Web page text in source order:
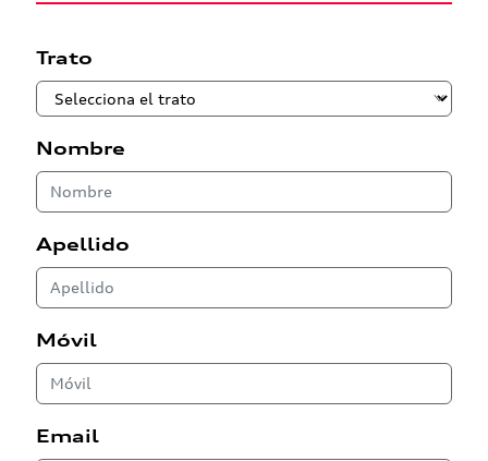
Trato
Nombre
Apellido
Móvil
Email